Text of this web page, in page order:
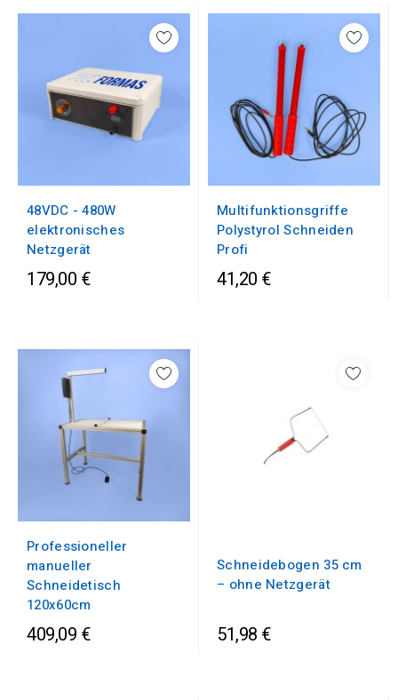
48VDC - 480W
elektronisches
Netzgerät
179,00 €
Multifunktionsgriffe
Polystyrol Schneiden
Profi
41,20 €
Professioneller
manueller
Schneidetisch
120x60cm
409,09 €
Schneidebogen 35 cm
– ohne Netzgerät
51,98 €